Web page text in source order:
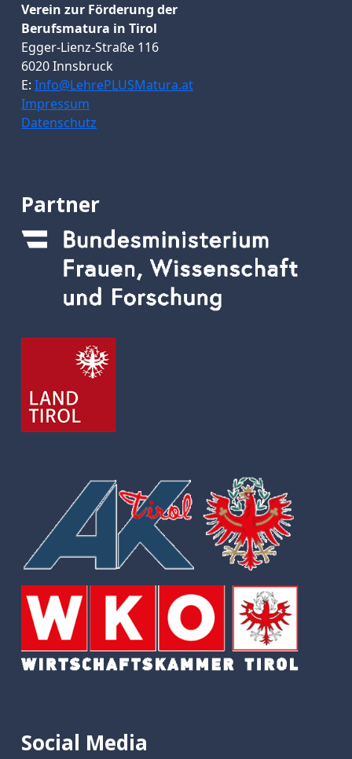
Verein zur Förderung der
Berufsmatura in Tirol
Egger-Lienz-Straße 116
6020 Innsbruck
E: Info@LehrePLUSMatura.at
Impressum
Datenschutz
Partner
Social Media